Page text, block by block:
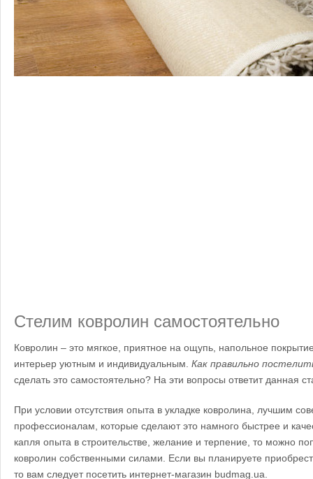
Стелим ковролин самостоятельно
Ковролин – это мягкое, приятное на ощупь, напольное
интерьер уютным и индивидуальным. Как правильно
сделать это самостоятельно? На эти вопросы ответит данная
При условии отсутствия опыта в укладке ковролина, лучшим
профессионалам, которые сделают это намного быстрее и
капля опыта в строительстве, желание и терпение, то можно
ковролин собственными силами. Если вы планируете
то вам следует посетить интернет-магазин budmag.ua.